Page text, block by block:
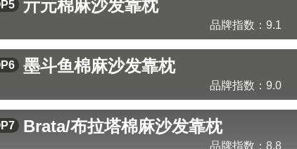
亓元棉麻沙发靠枕
品牌指数： 9.1
墨斗鱼棉麻沙发靠枕
品牌指数： 9.0
Brata/布拉塔棉麻沙发靠枕
品牌指数： 8.8